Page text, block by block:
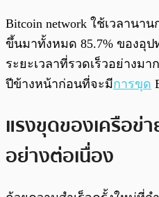
Bitcoin network ใช้เวลานา
ขึ้นมาทั้งหมด 85.7% ของอุ
ระยะเวลาที่รวดเร็วอย่างม
ปีข้างหน้าก่อนที่จะมีการขุด
แรงขุดของเครือข่
อย่างต่อเนื่อง